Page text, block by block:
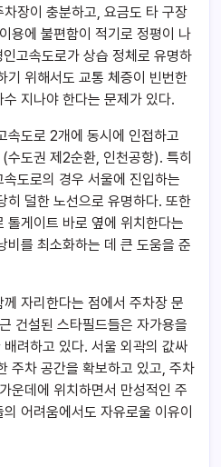
장이 충분하고, 요금도 타 구장
용에 불편함이 적기로 정평이 나
고속도로가 상습 정체로 유명하
기 위해서도 교통 체증이 빈번한
지나야 한다는 문제가 있다.
속도로 2개에 동시에 인접하고
수도권 제2순환, 인천공항). 특히
도로의 경우 서울에 진입하는
히 덜한 노선으로 유명하다. 또한
톨게이트 바로 옆에 위치한다는
비를 최소화하는 데 큰 도움을 준
자리한다는 점에서 주차장 문
건설된 스타필드들은 자가용을
려하고 있다. 서울 외곽의 값싸
주차 공간을 확보하고 있고, 주차
운데에 위치하면서 만성적인 주
어려움에서도 자유로울 이유이